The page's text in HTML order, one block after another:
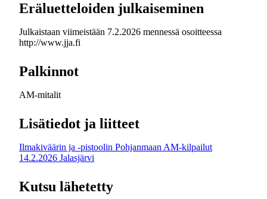
Eräluetteloiden julkaiseminen
Julkaistaan viimeistään 7.2.2026 mennessä osoitteessa
http://www.jja.fi
Palkinnot
AM-mitalit
Lisätiedot ja liitteet
Ilmakiväärin ja -pistoolin Pohjanmaan AM-kilpailut
14.2.2026 Jalasjärvi
Kutsu lähetetty